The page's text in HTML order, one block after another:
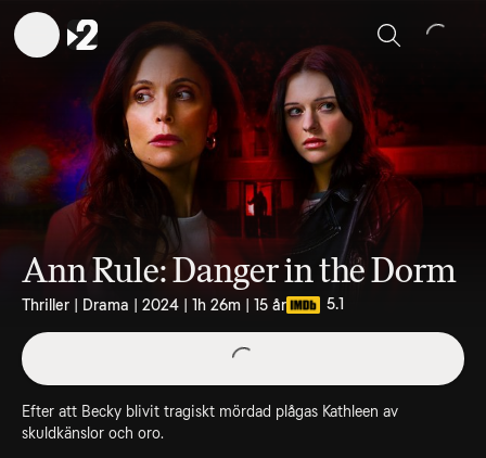
Sök
Ann Rule: Danger in the Dorm
Thriller | Drama | 2024 | 1h 26m | 15 år 5.1
Efter att Becky blivit tragiskt mördad plågas Kathleen av
skuldkänslor och oro.